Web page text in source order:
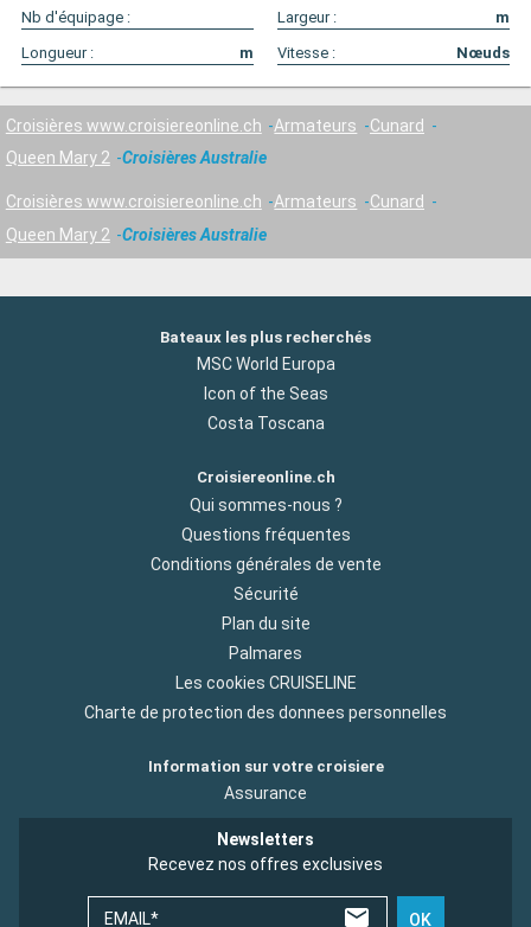
Nb d'équipage :
Largeur :
m
Longueur :
m Vitesse : Nœuds
Croisières www.croisiereonline.ch Armateurs
Cunard
Queen Mary 2
Croisières Australie
Croisières www.croisiereonline.ch Armateurs
Cunard
Queen Mary 2
Croisières Australie
Bateaux les plus recherchés
MSC World Europa
Icon of the Seas
Costa Toscana
Croisiereonline.ch
Qui sommes-nous ?
Questions fréquentes
Conditions générales de vente
Sécurité
Plan du site
Palmares
Les cookies CRUISELINE
Charte de protection des donnees personnelles
Information sur votre croisiere
Assurance
Newsletters
Recevez nos offres exclusives
EMAIL* OK